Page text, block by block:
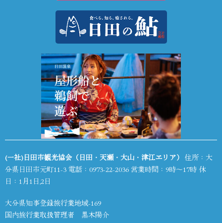
(一社)日田市観光協会（日田・天瀬・大山・津江エリア） 住所：大
分県日田市元町11-3 電話： 0973-22-2036 営業時間：9時～17時 休
日：1月1日,2日
大分県知事登録旅行業地域-169
国内旅行業取扱管理者 黒木陽介